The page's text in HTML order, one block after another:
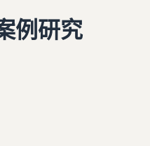
例研究